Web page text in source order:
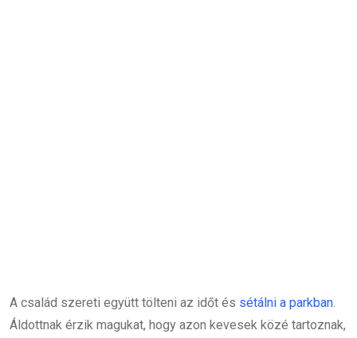
A család szereti együtt tölteni az időt és sétálni a parkban
Áldottnak érzik magukat, hogy azon kevesek közé tartoznak,